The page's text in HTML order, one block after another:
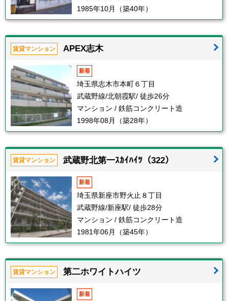
1985年10月（築40年）
賃貸マンション APEX志木
新着
埼玉県志木市本町６丁目
武蔵野線/北朝霞駅/ 徒歩26分
マンション / 鉄筋コンクリート造
1998年08月（築28年）
賃貸マンション 武蔵野北第一ｽｶｲﾊｲﾂ（322）
新着
埼玉県新座市野火止８丁目
武蔵野線/新座駅/ 徒歩28分
マンション / 鉄筋コンクリート造
1981年06月（築45年）
賃貸マンション 第二ホワイトハイツ
新着